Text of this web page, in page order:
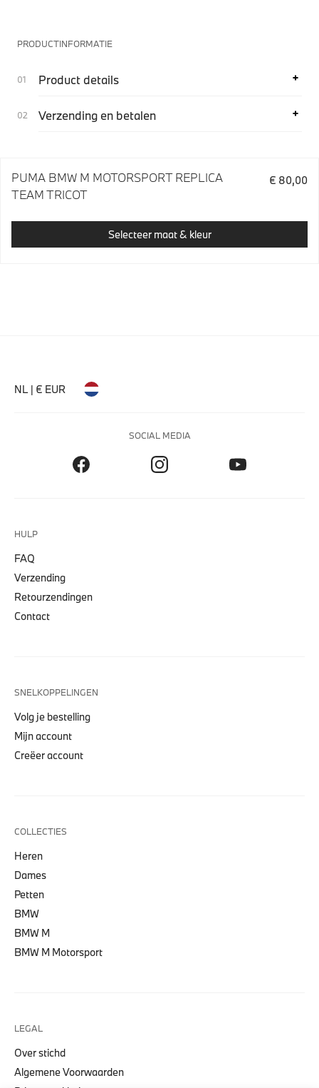
PRODUCTINFORMATIE
Product details
Verzending en betalen
PUMA BMW M MOTORSPORT REPLICA
TEAM TRICOT
€ 80,00
Selecteer maat & kleur
NL | € EUR
SOCIAL MEDIA
HULP
FAQ
Verzending
Retourzendingen
Contact
SNELKOPPELINGEN
Volg je bestelling
Mijn account
Creëer account
COLLECTIES
Heren
Dames
Petten
BMW
BMW M
BMW M Motorsport
LEGAL
Over stichd
Algemene Voorwaarden